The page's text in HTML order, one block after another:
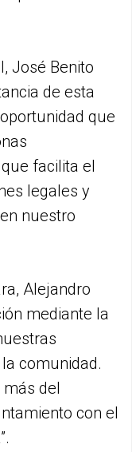
José Benito
de esta
que
facilita el
legales y
nuestro
Alejandro
mediante la
comunidad.
del
con el